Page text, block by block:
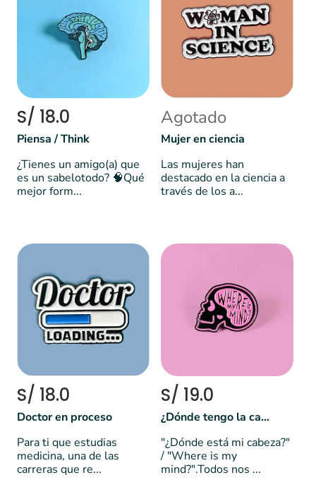
S/ 18.0
Piensa / Think
¿Tienes un amigo(a) que
es un sabelotodo? 🧠Qué
mejor form...
Agotado
Mujer en ciencia
Las mujeres han
destacado en la ciencia a
través de los a...
S/ 18.0
Doctor en proceso
Para ti que estudias
medicina, una de las
carreras que re...
S/ 19.0
¿Dónde tengo la cabeza?
"¿Dónde está mi cabeza?"
/ "Where is my
mind?".Todos nos ...